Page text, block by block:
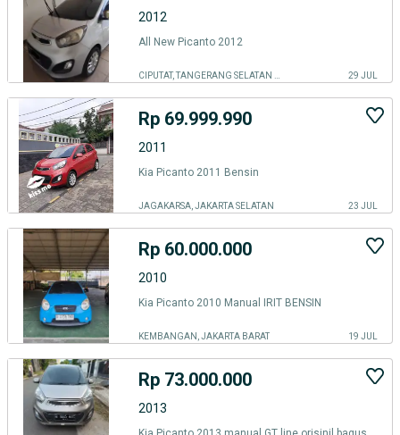
2012
All New Picanto 2012
29 JUL
Rp 69.999.990
2011
Kia Picanto 2011 Bensin
JAGAKARSA, JAKARTA SELATAN 23 JUL
Rp 60.000.000
2010
Kia Picanto 2010 Manual IRIT BENSIN
KEMBANGAN, JAKARTA BARAT 19 JUL
Rp 73.000.000
2013